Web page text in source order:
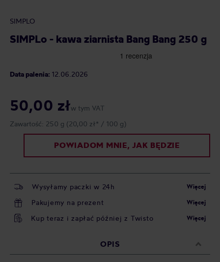
SIMPLO
SIMPLo - kawa ziarnista Bang Bang 250 g
Data palenia: 12.06.2026
50,00 złw tym VAT
Zawartość: 250 g (20,00 zł* / 100 g)
POWIADOM MNIE, JAK BĘDZIE
Wysyłamy paczki w 24h Więcej
Pakujemy na prezent Więcej
Kup teraz i zapłać później z Twisto Więcej
OPIS